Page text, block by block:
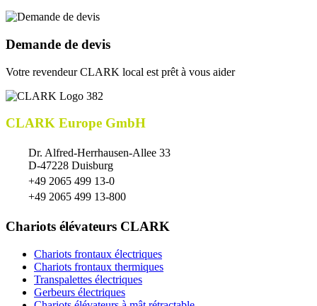
Demande de devis
Votre revendeur CLARK local est prêt à vous aider
CLARK Europe GmbH
Dr. Alfred-Herrhausen-Allee 33
D-47228 Duisburg
+49 2065 499 13-0
+49 2065 499 13-800
Chariots élévateurs CLARK
Chariots frontaux électriques
Chariots frontaux thermiques
Transpalettes électriques
Gerbeurs électriques